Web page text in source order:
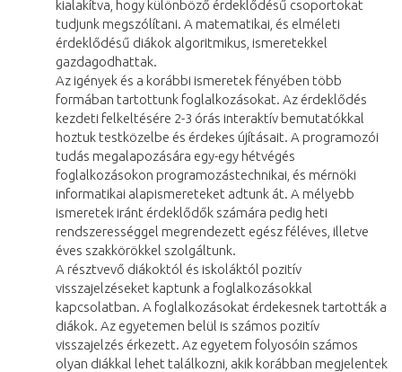
kialakítva, hogy különböző érdeklődésű csoportokat
tudjunk megszólítani. A matematikai, és elméleti
érdeklődésű diákok algoritmikus, ismeretekkel
gazdagodhattak.
Az igények és a korábbi ismeretek fényében több
formában tartottunk foglalkozásokat. Az érdeklődés
kezdeti felkeltésére 2-3 órás interaktív bemutatókkal
hoztuk testközelbe és érdekes újításait. A programozói
tudás megalapozására egy-egy hétvégés
foglalkozásokon programozástechnikai, és mérnöki
informatikai alapismereteket adtunk át. A mélyebb
ismeretek iránt érdeklődők számára pedig heti
rendszerességgel megrendezett egész féléves, illetve
éves szakkörökkel szolgáltunk.
A résztvevő diákoktól és iskoláktól pozitív
visszajelzéseket kaptunk a foglalkozásokkal
kapcsolatban. A foglalkozásokat érdekesnek tartották a
diákok. Az egyetemen belül is számos pozitív
visszajelzés érkezett. Az egyetem folyosóin számos
olyan diákkal lehet találkozni, akik korábban megjelentek